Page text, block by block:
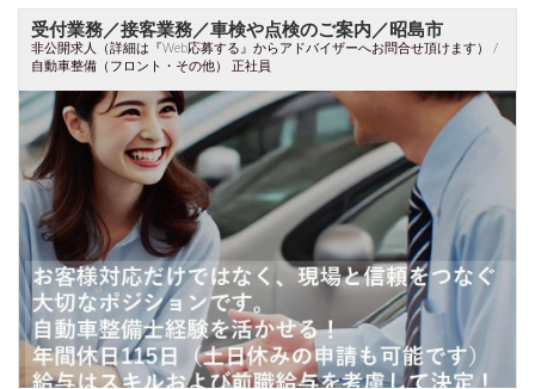
受付業務／接客業務／車検や点検のご案内／昭島市
非公開求人（詳細は『Web応募する』からアドバイザーへお問合せ頂けます） /
自動車整備（フロント・その他） 正社員